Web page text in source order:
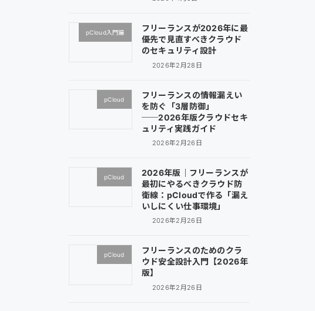
pCloud入門編
フリーランスが2026年に最
優先で見直すべきクラウド
のセキュリティ設計
2026年2月28日
pCloud
フリーランスの情報漏えい
を防ぐ「3層防御」
──2026年版クラウドセキ
ュリティ実践ガイド
2026年2月26日
pCloud
2026年版｜フリーランスが
最初にやるべきクラウド防
衛線：pCloudで作る「漏え
いしにくい仕事環境」
2026年2月26日
pCloud
フリーランスのためのクラ
ウド安全設計入門【2026年
版】
2026年2月26日